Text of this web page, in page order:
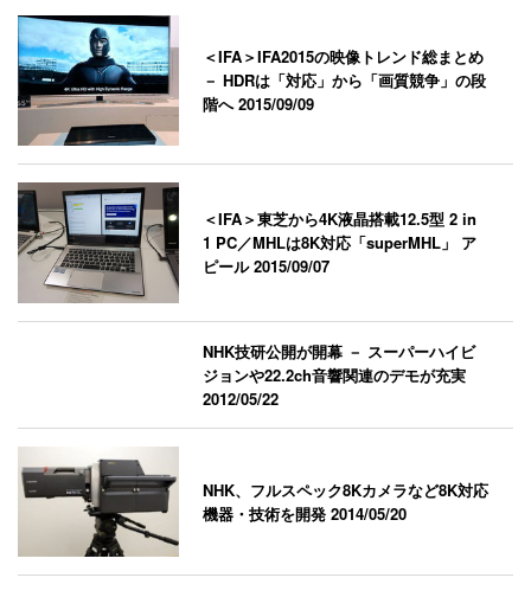
＜IFA＞IFA2015の映像トレンド総まとめ
－ HDRは「対応」から「画質競争」の段
階へ2015/09/09
＜IFA＞東芝から4K液晶搭載12.5型 2 in
1 PC／MHLは8K対応「superMHL」 ア
ピール2015/09/07
NHK技研公開が開幕 － スーパーハイビ
ジョンや22.2ch音響関連のデモが充実
2012/05/22
NHK、フルスペック8Kカメラなど8K対応
機器・技術を開発2014/05/20